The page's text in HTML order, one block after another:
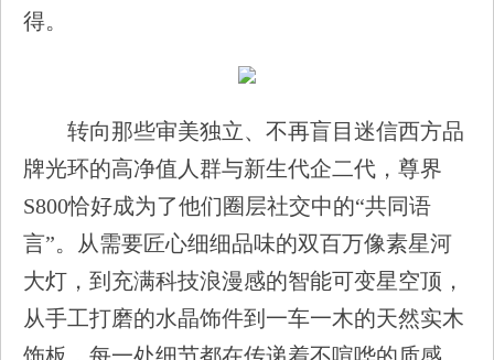
得。
转向那些审美独立、不再盲目迷信西方品
牌光环的高净值人群与新生代企二代，尊界
S800恰好成为了他们圈层社交中的“共同语
言”。从需要匠心细细品味的双百万像素星河
大灯，到充满科技浪漫感的智能可变星空顶，
从手工打磨的水晶饰件到一车一木的天然实木